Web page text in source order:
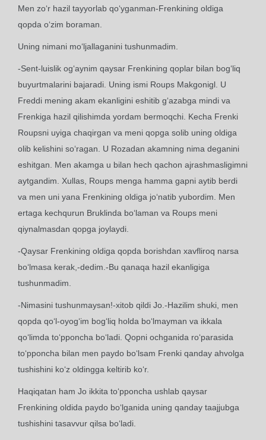
Men zo‘r hazil tayyorlab qo‘yganman-Frenkining oldiga
qopda o‘zim boraman.
Uning nimani mo‘ljallaganini tushunmadim.
-Sent-luislik og‘aynim qaysar Frenkining qoplar bilan bog‘liq
buyurtmalarini bajaradi. Uning ismi Roups Makgonigl. U
Freddi mening akam ekanligini eshitib g‘azabga mindi va
Frenkiga hazil qilishimda yordam bermoqchi. Kecha Frenki
Roupsni uyiga chaqirgan va meni qopga solib uning oldiga
olib kelishini so‘ragan. U Rozadan akamning nima deganini
eshitgan. Men akamga u bilan hech qachon ajrashmasligimni
aytgandim. Xullas, Roups menga hamma gapni aytib berdi
va men uni yana Frenkining oldiga jo‘natib yubordim. Men
ertaga kechqurun Bruklinda bo‘laman va Roups meni
qiynalmasdan qopga joylaydi.
-Qaysar Frenkining oldiga qopda borishdan xavfliroq narsa
bo‘lmasa kerak,-dedim.-Bu qanaqa hazil ekanligiga
tushunmadim.
-Nimasini tushunmaysan!-xitob qildi Jo.-Hazilim shuki, men
qopda qo‘l-oyog‘im bog‘liq holda bo‘lmayman va ikkala
qo‘limda to‘pponcha bo‘ladi. Qopni ochganida ro‘parasida
to‘pponcha bilan men paydo bo‘lsam Frenki qanday ahvolga
tushishini ko‘z oldingga keltirib ko‘r.
Haqiqatan ham Jo ikkita to‘pponcha ushlab qaysar
Frenkining oldida paydo bo‘lganida uning qanday taajjubga
tushishini tasavvur qilsa bo‘ladi.